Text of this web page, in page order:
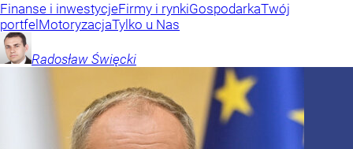
Finanse i inwestycjeFirmy i rynkiGospodarkaTwój
portfel MotoryzacjaTylko u Nas
Radosław Święcki